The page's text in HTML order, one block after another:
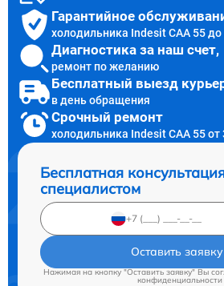
Гарантийное
холодильника Indesit CAA 55 до
Диагностика за наш счет,
ремонт по желанию
Бесплатный выезд
в день обращения
Срочный ремонт
холодильника Indesit CAA 55 от
Бесплатная
специалистом
Оставить заявку
Нажимая на кнопку "Оставить заявку" Вы
конфиденциальности